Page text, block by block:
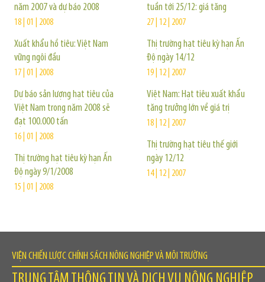
năm 2007 và dự báo 2008
18 | 01 | 2008
Xuất khẩu hồ tiêu: Việt Nam
vững ngôi đầu
17 | 01 | 2008
Dự báo sản lượng hạt tiêu của
Việt Nam trong năm 2008 sẽ
đạt 100.000 tấn
16 | 01 | 2008
Thị trường hạt tiêu kỳ hạn Ấn
Độ ngày 9/1/2008
15 | 01 | 2008
tuần tới 25/12: giá tăng
27 | 12 | 2007
Thị trường hạt tiêu kỳ hạn Ấn
Độ ngày 14/12
19 | 12 | 2007
Việt Nam: Hạt tiêu xuất khẩu
tăng trưởng lớn về giá trị
18 | 12 | 2007
Thị trường hạt tiêu thế giới
ngày 12/12
14 | 12 | 2007
VIỆN CHIẾN LƯỢC CHÍNH SÁCH NÔNG NGHIỆP VÀ MÔI TRƯỜNG